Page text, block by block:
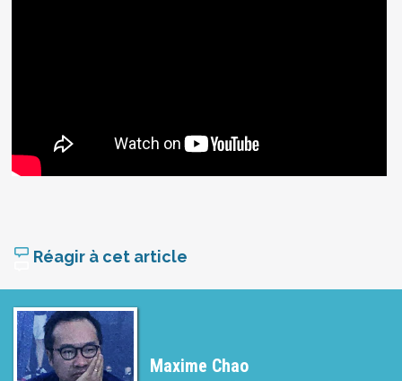
Réagir à cet article
Maxime Chao